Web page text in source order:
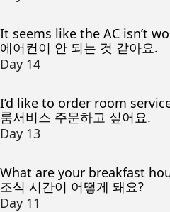
It seems like the AC isn’t
에어컨이 안 되는 것 같아요.
Day 14
I’d like to order room
룸서비스 주문하고 싶어요.
Day 13
What are your breakfast
조식 시간이 어떻게 돼요?
Day 11